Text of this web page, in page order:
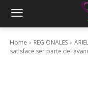
Home REGIONALES
satisface ser parte del